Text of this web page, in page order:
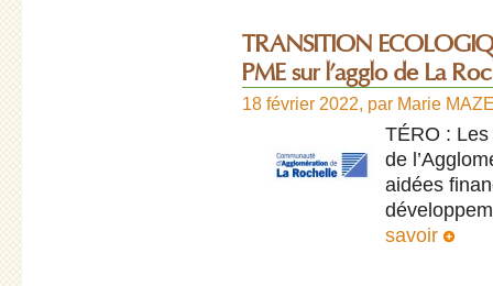
TRANSITION
PME sur l’agglo de La
18 février 2022, par Marie
TÉRO :
de
aidées
savoir